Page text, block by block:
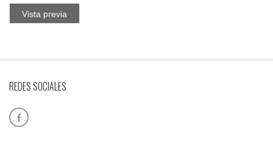
Vista previa
REDES SOCIALES